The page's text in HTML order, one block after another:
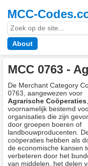
MCC-
About
MCC 0763 -
De Merchant Category
0763, aangewezen voor
Agrarische Coöperaties
voornamelijk bestemd
organisaties die zijn
door groepen boeren of
landbouwproducenten.
coöperaties hebben als
de economische kansen
verbeteren door het
van middelen, het delen